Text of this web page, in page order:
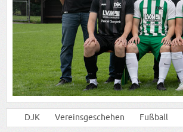
DJK Vereinsgeschehen Fußball